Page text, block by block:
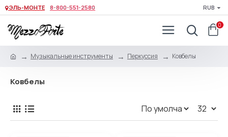
ЭЛЬ-МОНТЕ 8-800-551-2580 RUB
0
Музыкальные инструменты Перкуссия Ковбелы
Ковбелы